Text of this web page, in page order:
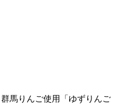
群馬りんご使用「ゆずりんご